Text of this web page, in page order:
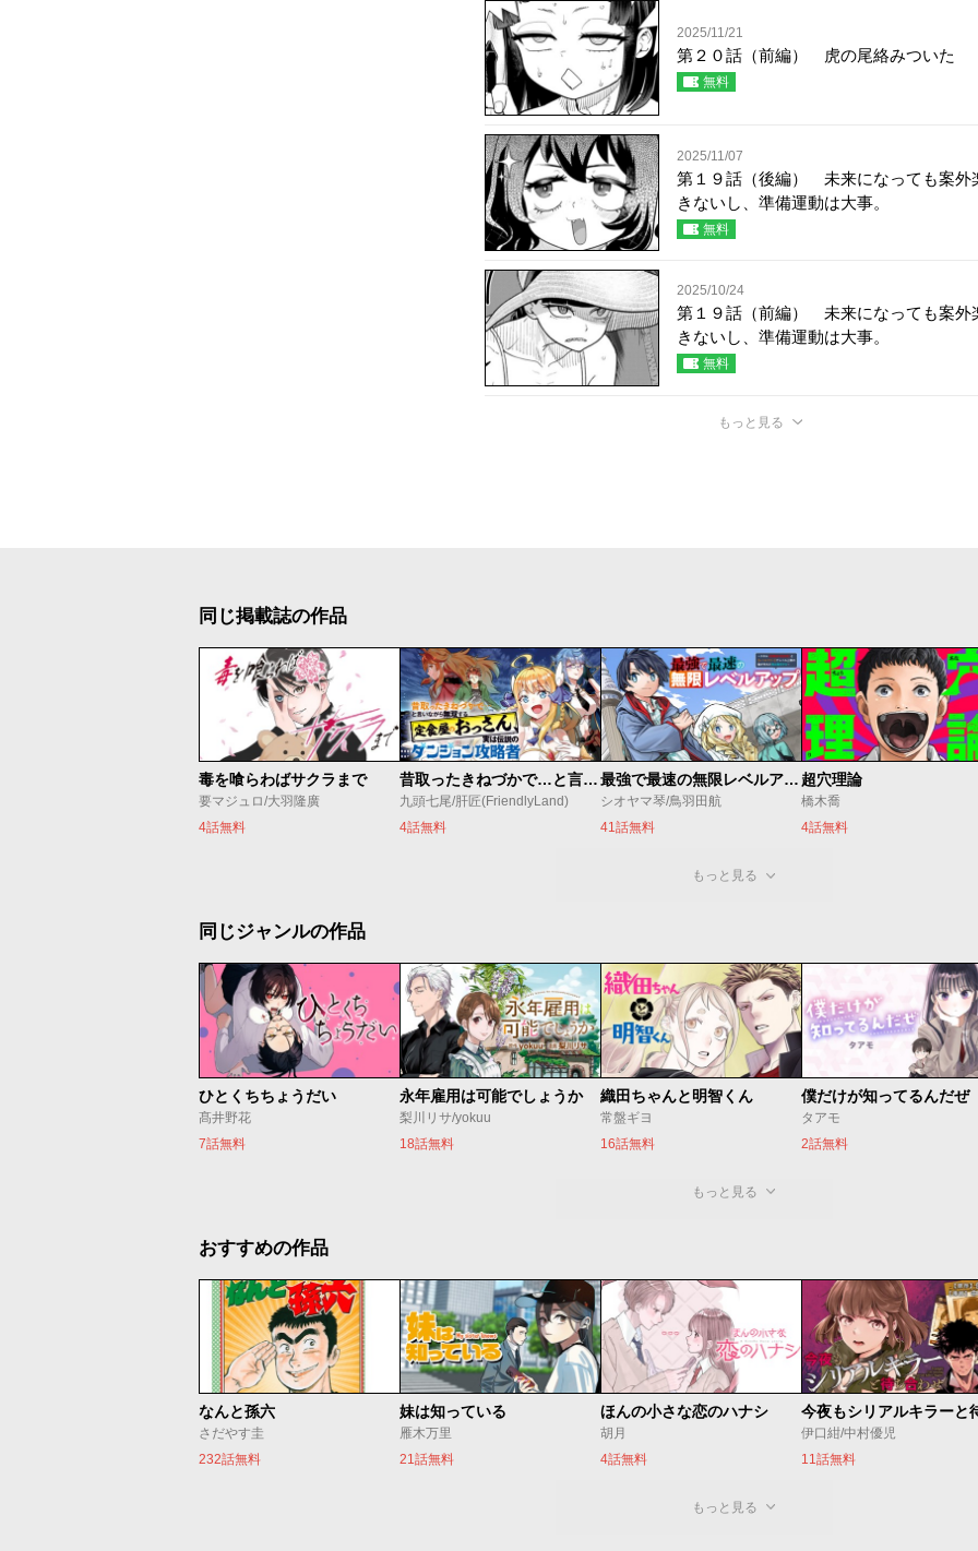
2025/11/21
第２０話（前編） 虎の尾絡みついた
無料
2025/11/07
第１９話（後編） 未来になっても案外
きないし、準備運動は大事。
無料
2025/10/24
第１９話（前編） 未来になっても案外
きないし、準備運動は大事。
無料
もっと見る
同じ掲載誌の作品
毒を喰らわばサクラまで
要マジュロ/大羽隆廣
4話無料
昔取ったきねづかで…と言いながら無双する定食屋のおっさん、実は伝説のダンジョン攻略者
九頭七尾/肝匠(FriendlyLand)
4話無料
最強で最速の無限レベルアップ ～スキル【経験値１０００倍】と【レベルフリー】でレベル上限の枷が外れた俺は無双する～
シオヤマ琴/鳥羽田航
41話無料
超穴理論
橋木喬
4話無料
もっと見る
同じジャンルの作品
ひとくちちょうだい
髙井野花
7話無料
永年雇用は可能でしょうか
梨川リサ/yokuu
18話無料
織田ちゃんと明智くん
常盤ギヨ
16話無料
僕だけが知ってるんだぜ
タアモ
2話無料
もっと見る
おすすめの作品
なんと孫六
さだやす圭
232話無料
妹は知っている
雁木万里
21話無料
ほんの小さな恋のハナシ
胡月
4話無料
伊口紺/中村優児
11話無料
もっと見る